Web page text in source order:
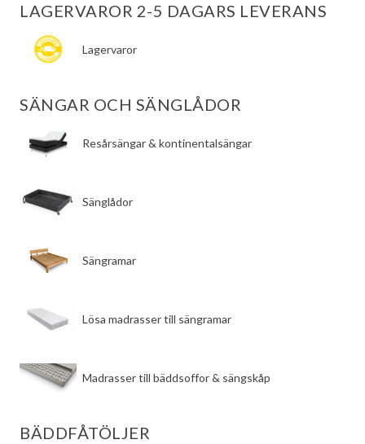
LAGERVAROR 2-5 DAGARS LEVERANS
Lagervaror
SÄNGAR OCH SÄNGLÅDOR
​Resårsängar & kontinentalsängar
​Sänglådor
​Sängramar
​Lösa madrasser till sängramar
​Madrasser till bäddsoffor & sängskåp
BÄDDFÅTÖLJER